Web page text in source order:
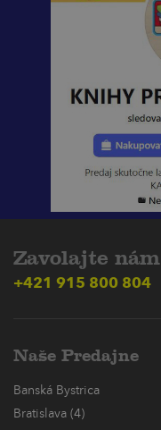
Zavolajte nám
+421 915 800 804
Naše Predajne
Banská Bystrica
Bratislava (4)